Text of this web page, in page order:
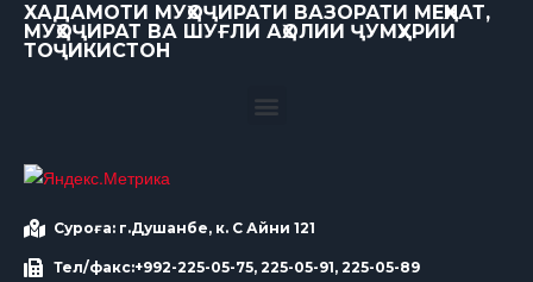
ХАДАМОТИ МУҲОҶИРАТИ ВАЗОРАТИ МЕҲНАТ,
МУҲОҶИРАТ ВА ШУҒЛИ АҲОЛИИ ҶУМҲУРИИ
ТОҶИКИСТОН
Суроға: г.Душанбе, к. С Айни 121
Тел/факс:+992-225-05-75, 225-05-91, 225-05-89